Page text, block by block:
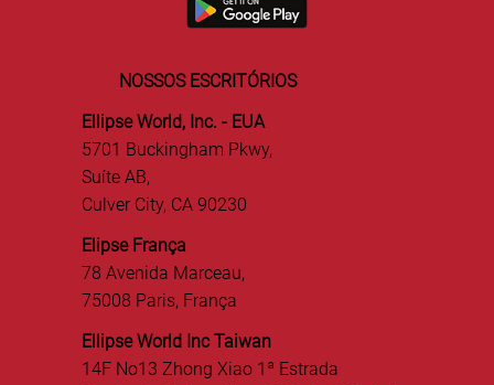
NOSSOS ESCRITÓRIOS
Ellipse World, Inc. - EUA
5701 Buckingham Pkwy,
Suíte AB,
Culver City, CA 90230
Elipse França
78 Avenida Marceau,
75008 Paris, França
Ellipse World Inc Taiwan
14F No13 Zhong Xiao 1ª Estrada